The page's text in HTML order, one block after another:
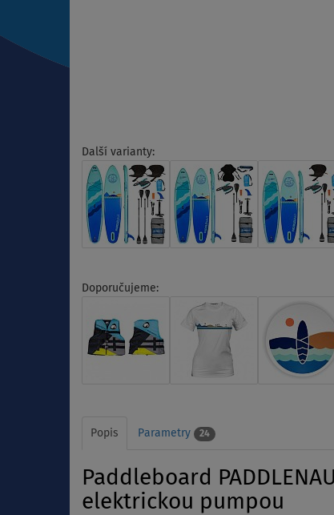
Další varianty:
Doporučujeme:
Popis Parametry 24
Paddleboard
elektrickou pumpou